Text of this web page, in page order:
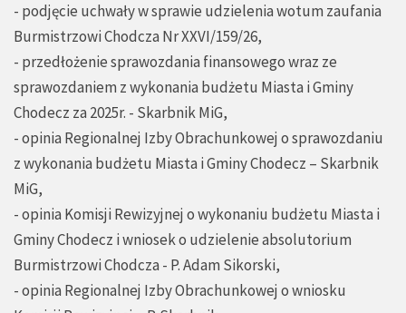
- podjęcie uchwały w sprawie udzielenia wotum zaufania
Burmistrzowi Chodcza Nr XXVI/159/26,
- przedłożenie sprawozdania finansowego wraz ze
sprawozdaniem z wykonania budżetu Miasta i Gminy
Chodecz za 2025r. - Skarbnik MiG,
- opinia Regionalnej Izby Obrachunkowej o sprawozdaniu
z wykonania budżetu Miasta i Gminy Chodecz – Skarbnik
MiG,
- opinia Komisji Rewizyjnej o wykonaniu budżetu Miasta i
Gminy Chodecz i wniosek o udzielenie absolutorium
Burmistrzowi Chodcza - P. Adam Sikorski,
- opinia Regionalnej Izby Obrachunkowej o wniosku